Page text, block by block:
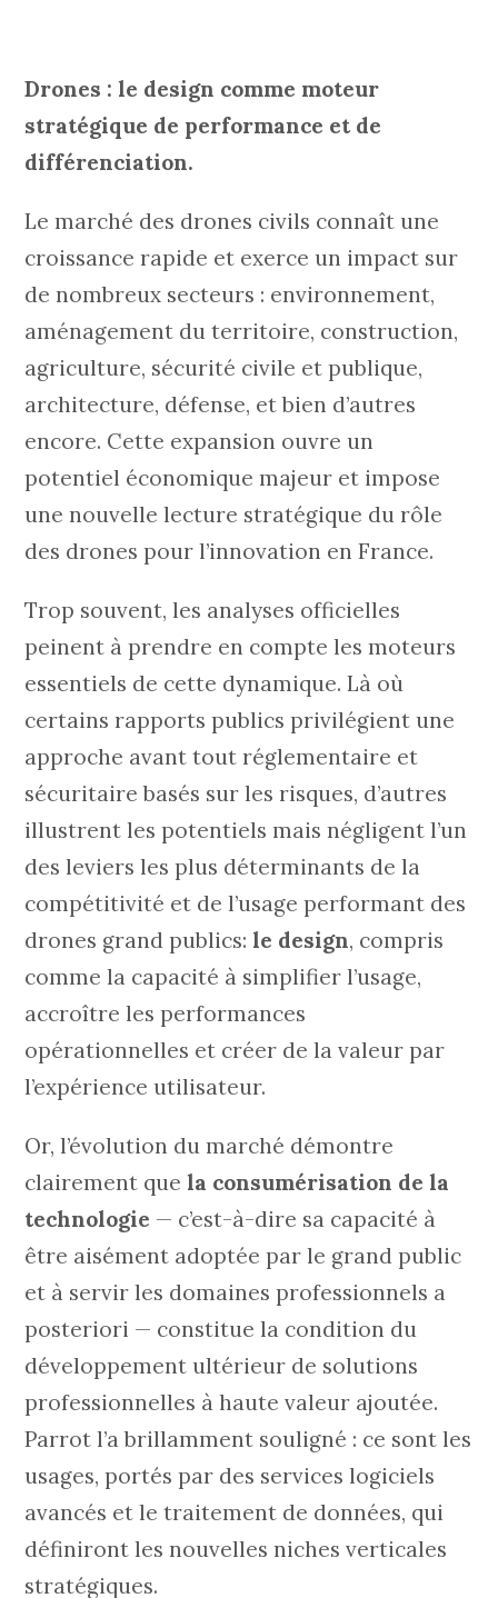
Drones : le design comme moteur
stratégique de performance et de
différenciation.
Le marché des drones civils connaît une
croissance rapide et exerce un impact sur
de nombreux secteurs : environnement,
aménagement du territoire, construction,
agriculture, sécurité civile et publique,
architecture, défense, et bien d’autres
encore. Cette expansion ouvre un
potentiel économique majeur et impose
une nouvelle lecture stratégique du rôle
des drones pour l’innovation en France.
Trop souvent, les analyses officielles
peinent à prendre en compte les moteurs
essentiels de cette dynamique. Là où
certains rapports publics privilégient une
approche avant tout réglementaire et
sécuritaire basés sur les risques, d’autres
illustrent les potentiels mais négligent l’un
des leviers les plus déterminants de la
compétitivité et de l’usage performant des
drones grand publics: le design, compris
comme la capacité à simplifier l’usage,
accroître les performances
opérationnelles et créer de la valeur par
l’expérience utilisateur.
Or, l’évolution du marché démontre
clairement que la consumérisation de la
technologie — c’est-à-dire sa capacité à
être aisément adoptée par le grand public
et à servir les domaines professionnels a
posteriori — constitue la condition du
développement ultérieur de solutions
professionnelles à haute valeur ajoutée.
Parrot l’a brillamment souligné : ce sont les
usages, portés par des services logiciels
avancés et le traitement de données, qui
définiront les nouvelles niches verticales
stratégiques.